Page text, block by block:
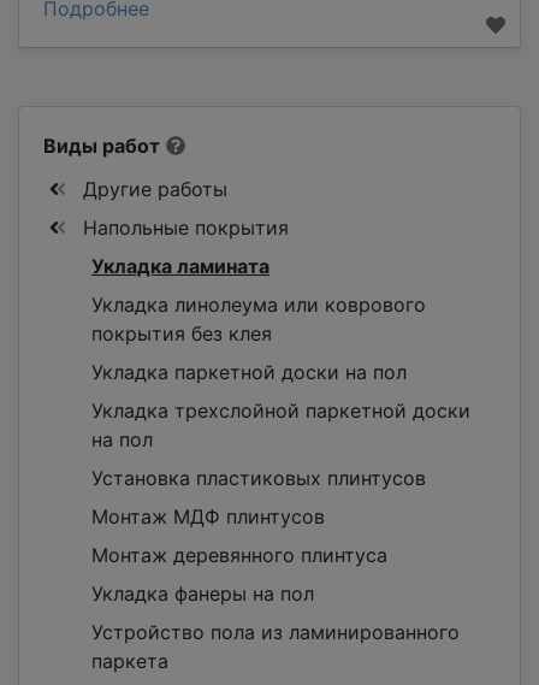
Подробнее
Виды работ
Другие работы
Напольные покрытия
Укладка ламината
Укладка линолеума или коврового
покрытия без клея
Укладка паркетной доски на пол
Укладка трехслойной паркетной доски
на пол
Установка пластиковых плинтусов
Монтаж МДФ плинтусов
Монтаж деревянного плинтуса
Укладка фанеры на пол
Устройство пола из ламинированного
паркета